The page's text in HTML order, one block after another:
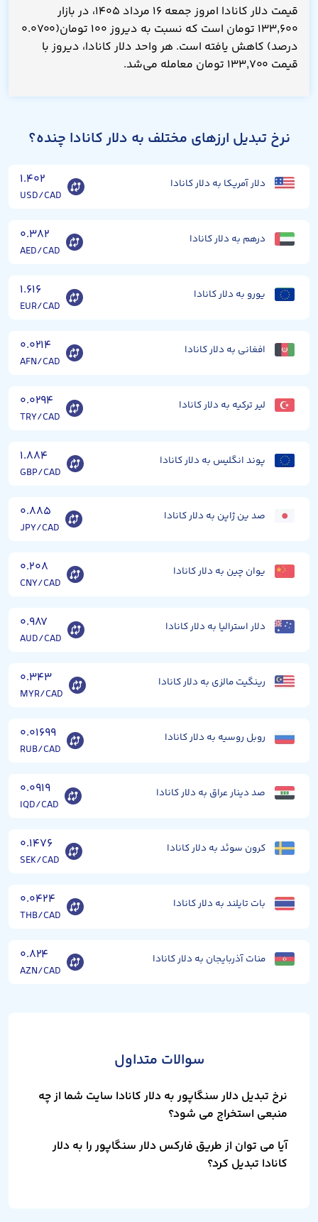
قیمت دلار کانادا امروز جمعه ۱۶ مرداد ۱۴۰۵، در بازار
۱۳۳,۶۰۰ تومان است که نسبت به دیروز ۱۰۰ تومان(۰.۰۷۰۰
درصد) کاهش یافته است. هر واحد دلار کانادا، دیروز با
قیمت ۱۳۳,۷۰۰ تومان معامله می‌شد.
نرخ تبدیل ارزهای مختلف به دلار کانادا چنده؟
دلار آمریکا به دلار کانادا ۱.۴۰۲
USD/CAD
درهم به دلار کانادا ۰.۳۸۲
AED/CAD
یورو به دلار کانادا ۱.۶۱۶
EUR/CAD
افغانی به دلار کانادا ۰.۰۲۱۴
AFN/CAD
لیر ترکیه به دلار کانادا ۰.۰۲۹۴
TRY/CAD
پوند انگلیس به دلار کانادا ۱.۸۸۴
GBP/CAD
صد ین ژاپن به دلار کانادا ۰.۸۸۵
JPY/CAD
یوان چین به دلار کانادا ۰.۲۰۸
CNY/CAD
دلار استرالیا به دلار کانادا ۰.۹۸۷
AUD/CAD
رینگیت مالزی به دلار کانادا ۰.۳۴۳
MYR/CAD
روبل روسیه به دلار کانادا ۰.۰۱۶۹۹
RUB/CAD
صد دینار عراق به دلار کانادا ۰.۰۹۱۹
IQD/CAD
کرون سوئد به دلار کانادا ۰.۱۴۷۶
SEK/CAD
بات تایلند به دلار کانادا ۰.۰۴۲۴
THB/CAD
منات آذربایجان به دلار کانادا ۰.۸۲۴
AZN/CAD
سوالات متداول
نرخ تبدیل دلار سنگاپور به دلار کانادا سایت شما از چه
منبعی استخراج می شود؟
آیا می توان از طریق فارکس دلار سنگاپور را به دلار
کانادا تبدیل کرد؟